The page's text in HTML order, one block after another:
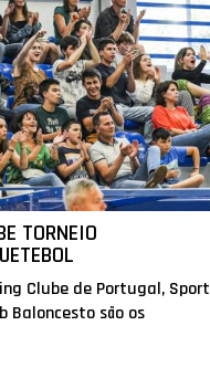
TORNEIO
Clube de Portugal, Sport
Baloncesto são os